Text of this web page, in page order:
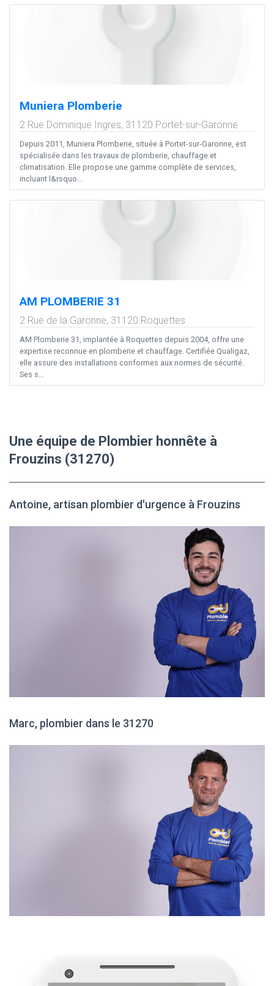
Muniera Plomberie
2 Rue Dominique Ingres, 31120 Portet-sur-Garonne
Depuis 2011, Muniera Plomberie, située à Portet-sur-Garonne, est
spécialisée dans les travaux de plomberie, chauffage et
climatisation. Elle propose une gamme complète de services,
incluant l&rsquo...
AM PLOMBERIE 31
2 Rue de la Garonne, 31120 Roquettes
AM Plomberie 31, implantée à Roquettes depuis 2004, offre une
expertise reconnue en plomberie et chauffage. Certifiée Qualigaz,
elle assure des installations conformes aux normes de sécurité.
Ses s...
Une équipe de Plombier honnête à
Frouzins (31270)
Antoine, artisan plombier d'urgence à Frouzins
Marc, plombier dans le 31270